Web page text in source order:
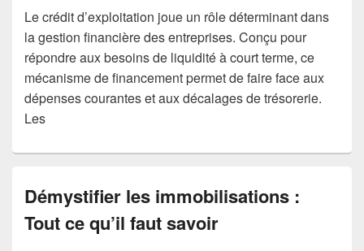
Le crédit d’exploitation joue un rôle déterminant dans
la gestion financière des entreprises. Conçu pour
répondre aux besoins de liquidité à court terme, ce
mécanisme de financement permet de faire face aux
dépenses courantes et aux décalages de trésorerie.
Les
Démystifier les immobilisations :
Tout ce qu’il faut savoir